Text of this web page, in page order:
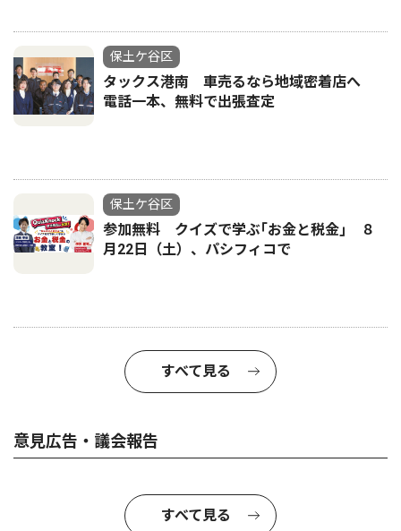
保土ケ谷区
タックス港南 車売るなら地域密着店へ
電話一本、無料で出張査定
保土ケ谷区
参加無料 クイズで学ぶ｢お金と税金｣ ８
月22日（土）、パシフィコで
すべて見る
意見広告・議会報告
すべて見る